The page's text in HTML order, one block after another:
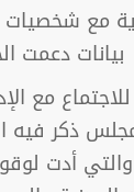
مع
دعمت
مع
ذكر
أدت